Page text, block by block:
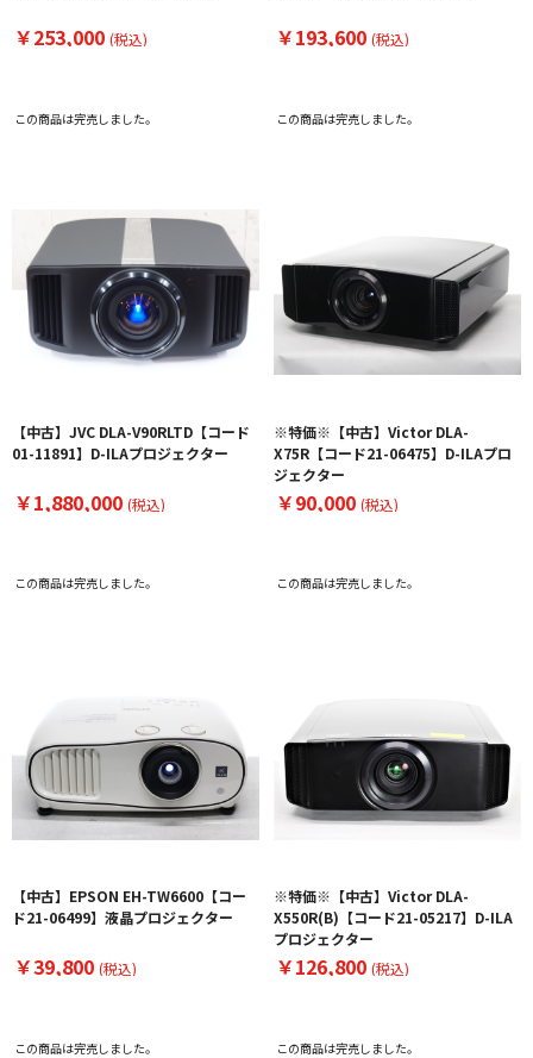
￥253,000 (税込)
この商品は完売しました。
￥193,600 (税込)
この商品は完売しました。
【中古】JVC DLA-V90RLTD【コード
01-11891】D-ILAプロジェクター
￥1,880,000 (税込)
この商品は完売しました。
※特価※【中古】Victor DLA-
X75R【コード21-06475】D-ILAプロ
ジェクター
￥90,000 (税込)
この商品は完売しました。
【中古】EPSON EH-TW6600【コー
ド21-06499】液晶プロジェクター
￥39,800 (税込)
この商品は完売しました。
※特価※【中古】Victor DLA-
X550R(B)【コード21-05217】D-ILA
プロジェクター
￥126,800 (税込)
この商品は完売しました。